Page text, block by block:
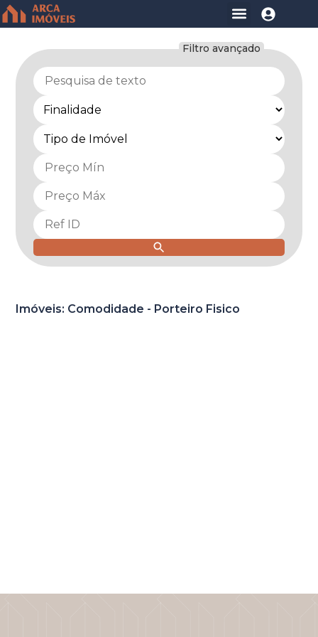
Filtro avançado
Imóveis: Comodidade - Porteiro Fisico